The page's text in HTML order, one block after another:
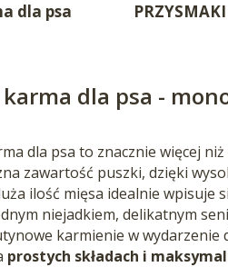
dla psa
dla psa -
dla psa to znacznie więcej
zawartość puszki, dzięki
ilość mięsa idealnie
niejadkiem, delikatnym
karmienie w wydarzenie
prostych składach i